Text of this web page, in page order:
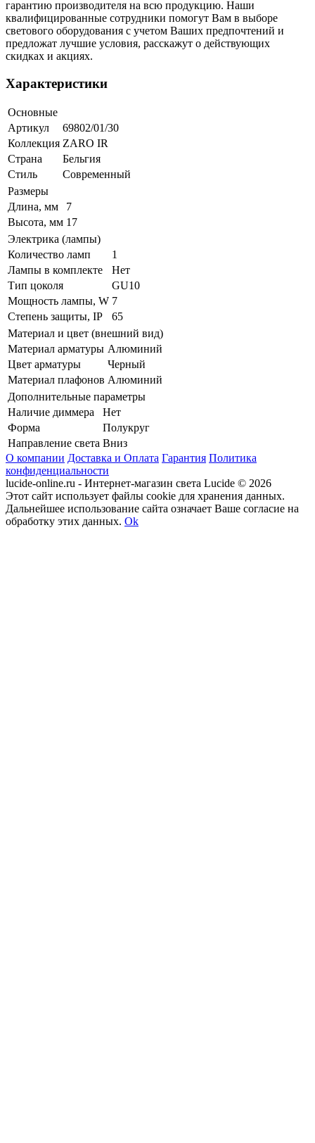
гарантию производителя на всю продукцию. Наши
квалифицированные сотрудники помогут Вам в выборе
светового оборудования с учетом Ваших предпочтений и
предложат лучшие условия, расскажут о действующих
скидках и акциях.
Характеристики
Основные
Артикул
69802/01/30
Коллекция ZARO IR
Страна
Бельгия
Стиль
Современный
Размеры
Длина, мм
7
Высота, мм 17
Электрика (лампы)
Количество ламп
1
Лампы в комплекте
Нет
Тип цоколя
GU10
Мощность лампы, W 7
Степень защиты, IP
65
Материал и цвет (внешний вид)
Материал арматуры Алюминий
Цвет арматуры
Черный
Материал плафонов Алюминий
Дополнительные параметры
Наличие диммера
Нет
Форма
Полукруг
Направление света Вниз
О компании Доставка и Оплата Гарантия Политика
конфиденциальности
lucide-online.ru - Интернет-магазин света Lucide © 2026
Этот сайт использует файлы cookie для хранения данных.
Дальнейшее использование сайта означает Ваше согласие на
обработку этих данных. Ok